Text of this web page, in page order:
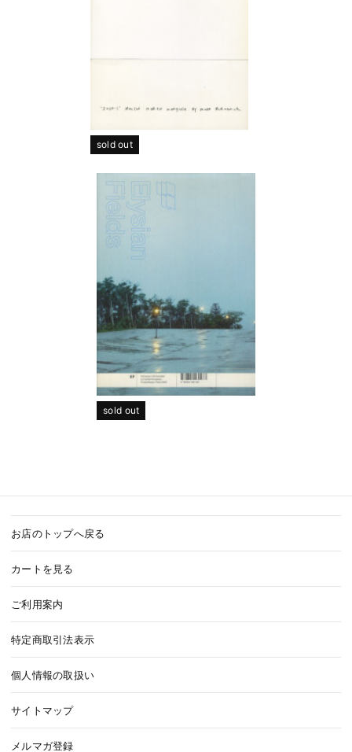
sold out
sold out
お店のトップへ戻る
カートを見る
ご利用案内
特定商取引法表示
個人情報の取扱い
サイトマップ
メルマガ登録